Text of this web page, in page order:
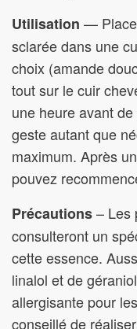
Utilisation —
sclarée dans une
choix (amande
tout sur le cuir
une heure avant
geste autant que
maximum. Après
pouvez
Précautions– Les
consulteront un
cette essence.
linalol et de
allergisante pour
conseillé de